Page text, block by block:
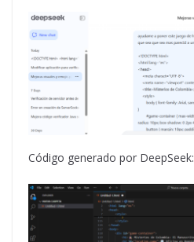
Código generado por DeepSeek: